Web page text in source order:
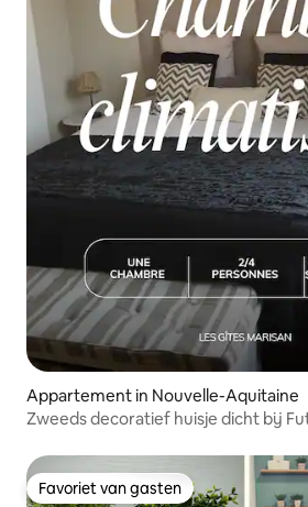
Appartement in Nouvelle-Aquitaine
Zweeds decoratief huisje dicht bij
Favoriet van gasten
Favoriet van gasten